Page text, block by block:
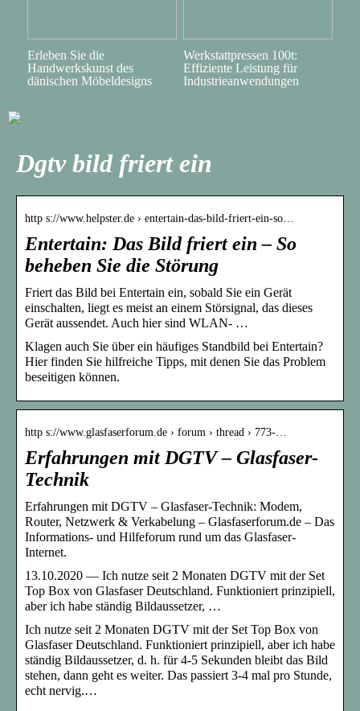
Erleben Sie die
Handwerkskunst des
dänischen Möbeldesigns
Werkstattpressen 100t:
Effiziente Leistung für
Industrieanwendungen
Dgtv bild friert ein
http s://www.helpster.de › entertain-das-bild-friert-ein-so…
Entertain: Das Bild friert ein – So
beheben Sie die Störung
Friert das Bild bei Entertain ein, sobald Sie ein Gerät
einschalten, liegt es meist an einem Störsignal, das dieses
Gerät aussendet. Auch hier sind WLAN- …
Klagen auch Sie über ein häufiges Standbild bei Entertain?
Hier finden Sie hilfreiche Tipps, mit denen Sie das Problem
beseitigen können.
http s://www.glasfaserforum.de › forum › thread › 773-…
Erfahrungen mit DGTV – Glasfaser-
Technik
Erfahrungen mit DGTV – Glasfaser-Technik: Modem,
Router, Netzwerk & Verkabelung – Glasfaserforum.de – Das
Informations- und Hilfeforum rund um das Glasfaser-
Internet.
13.10.2020 — Ich nutze seit 2 Monaten DGTV mit der Set
Top Box von Glasfaser Deutschland. Funktioniert prinzipiell,
aber ich habe ständig Bildaussetzer, …
Ich nutze seit 2 Monaten DGTV mit der Set Top Box von
Glasfaser Deutschland. Funktioniert prinzipiell, aber ich habe
ständig Bildaussetzer, d. h. für 4-5 Sekunden bleibt das Bild
stehen, dann geht es weiter. Das passiert 3-4 mal pro Stunde,
echt nervig.…